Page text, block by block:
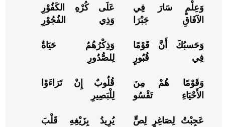
وَعِلْمٍ سَارَ فِي
الآفَاقِ جَبْرَا
عَلَى كُرْهِ الكَفُوْرِ
وَذِي الفُجُوْرِ
وَحَسبُكَ أَنَّ قَوْمًا
فِي قُبُورٍ
وَذِكْرُهُمُ حَيَاةٌ
لِلصُّدُورِ
وَقَوْمًا هُمْ مِنَ
الأَحْيَاءِ تَقْسُو
قُلُوبٌ إِنْ تَرَاءَوْا
لِلْبَصِيرِ
عَجِبْتُ لِصَاغِرٍ لِصٍّ
يُرِيدُ بِزَيْغِهِ قَلْبَ